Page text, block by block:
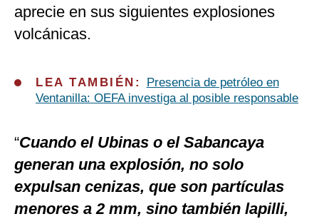
aprecie en sus siguientes explosiones
volcánicas.
LEA TAMBIÉN:
Presencia de petróleo en
Ventanilla: OEFA investiga al posible responsable
“Cuando el Ubinas o el Sabancaya
generan una explosión, no solo
expulsan cenizas, que son partículas
menores a 2 mm, sino también lapilli,